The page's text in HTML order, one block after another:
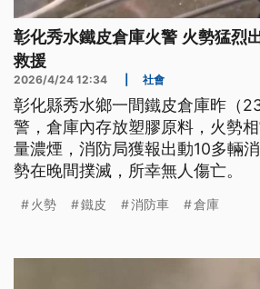
彰化秀水鐵皮倉庫火警 火勢猛烈
救援
2026/4/24 12:34 社會
彰化縣秀水鄉一間鐵皮倉庫昨（
警，倉庫內存放塑膠原料，火勢
量濃煙，消防局獲報出動10多輛
勢在晚間撲滅，所幸無人傷亡。
火勢 鐵皮 消防車 倉庫